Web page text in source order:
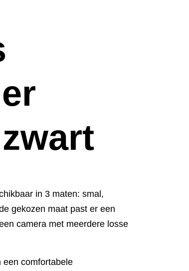
in 3 maten: smal,
gekozen maat past er een
camera met meerdere losse
een comfortabele